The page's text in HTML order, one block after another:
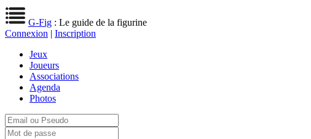
G-Fig : Le guide de la figurine
Connexion | Inscription
Jeux
Joueurs
Associations
Agenda
Photos